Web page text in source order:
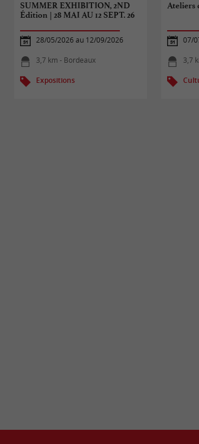
SUMMER EXHIBITION, 2ND
Édition | 28 MAI AU 12 SEPT. 26
28/05/2026 au 12/09/2026
3,7 km - Bordeaux
Expositions
Ateliers
07/
3,7